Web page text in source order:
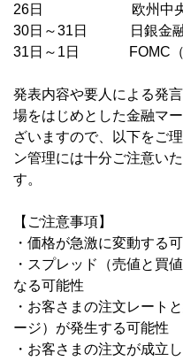
26日 欧州中央銀行
30日～31日 日銀金融
31日～1日 FOMC（米
発表内容や要人による発
場をはじめとした金融マ
ざいますので、以下をご
ン管理には十分ご注意い
す。
【ご注意事項】
・価格が急激に変動する
・スプレッド（売値と買
なる可能性
・お客さまの注文レート
ージ）が発生する可能性
・お客さまの注文が成立